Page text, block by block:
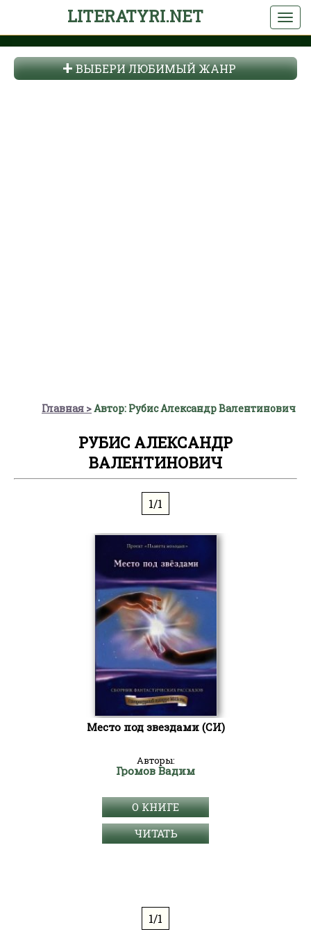
LITERATYRI.NET
ВЫБЕРИ ЛЮБИМЫЙ ЖАНР
Главная Автор: Рубис Александр Валентинович
РУБИС АЛЕКСАНДР
ВАЛЕНТИНОВИЧ
1/1
Место под звездами (СИ)
Авторы:
Громов Вадим
О КНИГЕ
ЧИТАТЬ
1/1